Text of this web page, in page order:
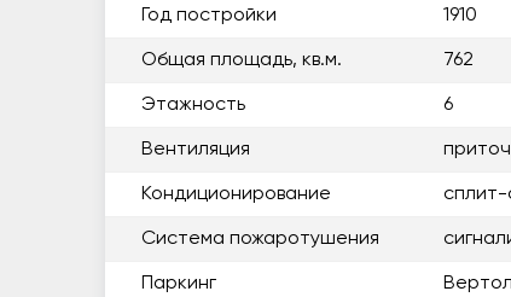
Год постройки 1910
Общая площадь, кв.м. 762
Этажность 6
Вентиляция
Кондиционирование
Система пожаротушения
Паркинг